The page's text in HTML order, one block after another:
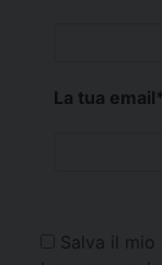
La tua email*
Salva il